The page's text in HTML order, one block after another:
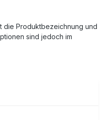
die Produktbezeichnung und
sind jedoch im